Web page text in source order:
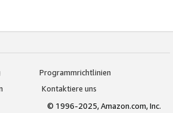
Programmrichtlinien
Kontaktiere uns
© 1996-2025, Amazon.com, Inc.